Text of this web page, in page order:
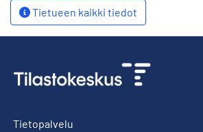
Tietueen kaikki tiedot
Tietopalvelu